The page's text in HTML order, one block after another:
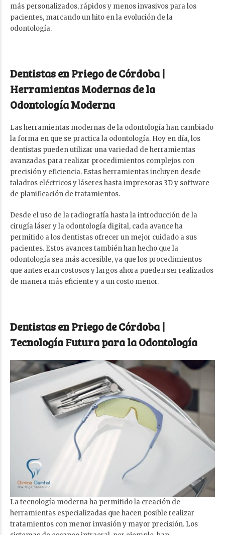
más personalizados, rápidos y menos invasivos para los
pacientes, marcando un hito en la evolución de la
odontología.
Dentistas en Priego de Córdoba |
Herramientas Modernas de la
Odontología Moderna
Las herramientas modernas de la odontología han cambiado
la forma en que se practica la odontología. Hoy en día, los
dentistas pueden utilizar una variedad de herramientas
avanzadas para realizar procedimientos complejos con
precisión y eficiencia. Estas herramientas incluyen desde
taladros eléctricos y láseres hasta impresoras 3D y software
de planificación de tratamientos.
Desde el uso de la radiografía hasta la introducción de la
cirugía láser y la odontología digital, cada avance ha
permitido a los dentistas ofrecer un mejor cuidado a sus
pacientes. Estos avances también han hecho que la
odontología sea más accesible, ya que los procedimientos
que antes eran costosos y largos ahora pueden ser realizados
de manera más eficiente y a un costo menor.
Dentistas en Priego de Córdoba |
Tecnología Futura para la Odontología
La tecnología moderna ha permitido la creación de
herramientas especializadas que hacen posible realizar
tratamientos con menor invasión y mayor precisión. Los